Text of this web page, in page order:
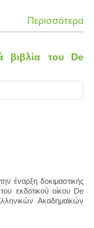
Περισσότερα
βιβλία του De
έναρξη δοκιμαστικής
εκδοτικού οίκου De
Ακαδημαϊκών